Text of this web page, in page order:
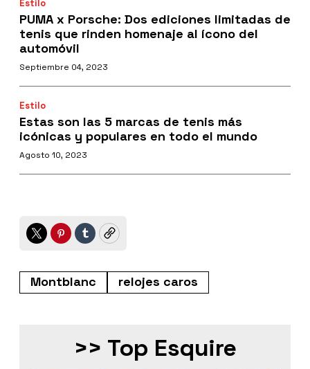
Estilo
PUMA x Porsche: Dos ediciones limitadas de
tenis que rinden homenaje al ícono del
automóvil
Septiembre 04, 2023
Estilo
Estas son las 5 marcas de tenis más
icónicas y populares en todo el mundo
Agosto 10, 2023
TwitterPinterest
TumblrCopy
Montblanc relojes caros
>> Top Esquire